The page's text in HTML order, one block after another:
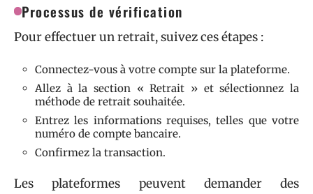
Processus de vérification
Pour effectuer un retrait, suivez ces étapes :
Connectez-vous à votre compte sur la plateforme.
Allez à la section « Retrait » et sélectionnez la
méthode de retrait souhaitée.
Entrez les informations requises, telles que votre
numéro de compte bancaire.
Confirmez la transaction.
Les plateformes peuvent demander des